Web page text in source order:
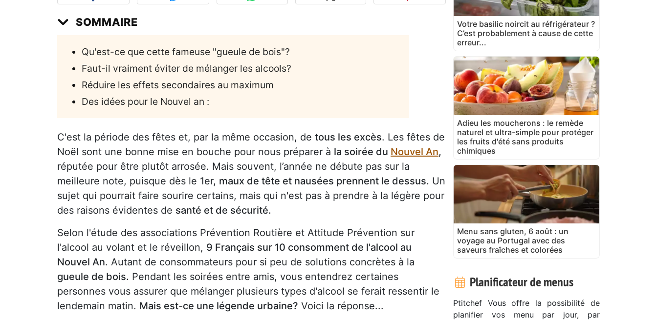
SOMMAIRE
Qu'est-ce que cette fameuse "gueule de bois"?
Faut-il vraiment éviter de mélanger les alcools?
Réduire les effets secondaires au maximum
Des idées pour le Nouvel an :
C'est la période des fêtes et, par la même occasion, de tous les excès. Les fêtes de
Noël sont une bonne mise en bouche pour nous préparer à la soirée du Nouvel An,
réputée pour être plutôt arrosée. Mais souvent, l’année ne débute pas sur la
meilleure note, puisque dès le 1er, maux de tête et nausées prennent le dessus. Un
sujet qui pourrait faire sourire certains, mais qui n'est pas à prendre à la légère pour
des raisons évidentes de santé et de sécurité.
Selon l'étude des associations Prévention Routière et Attitude Prévention sur
l'alcool au volant et le réveillon, 9 Français sur 10 consomment de l'alcool au
Nouvel An. Autant de consommateurs pour si peu de solutions concrètes à la
gueule de bois. Pendant les soirées entre amis, vous entendrez certaines
personnes vous assurer que mélanger plusieurs types d'alcool se ferait ressentir le
lendemain matin. Mais est-ce une légende urbaine? Voici la réponse...
Votre basilic noircit au réfrigérateur ?
C’est probablement à cause de cette
erreur...
Adieu les moucherons : le remède
naturel et ultra-simple pour protéger
les fruits d'été sans produits
chimiques
Menu sans gluten, 6 août : un
voyage au Portugal avec des
saveurs fraîches et colorées
Planificateur de menus
Ptitchef Vous offre la possibilité de
planifier vos menu par jour, par